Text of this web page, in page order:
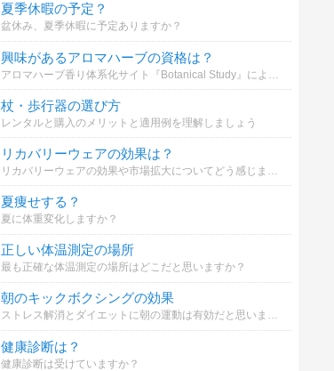
夏季休暇の予定？
盆休み、夏季休暇に予定ありますか？
興味があるアロマハーブの資格は？
杖・歩行器の選び方
レンタルと購入のメリットと適用例を理解しましょう
リカバリーウェアの効果は？
リカバリーウェアの効果や市場拡大についてどう感じますか？
夏痩せする？
夏に体重変化しますか？
正しい体温測定の場所
最も正確な体温測定の場所はどこだと思いますか？
朝のキックボクシングの効果
ストレス解消とダイエットに朝の運動は有効だと思いますか？
健康診断は？
健康診断は受けていますか？